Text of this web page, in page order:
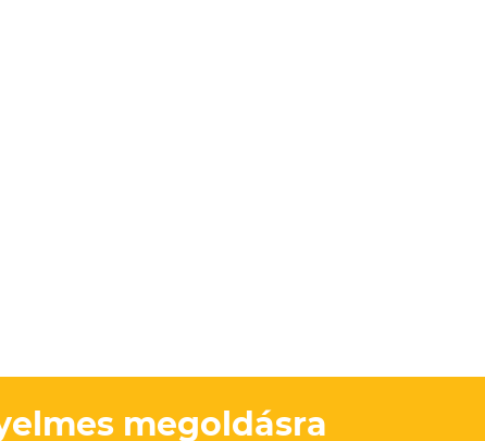
megoldásra